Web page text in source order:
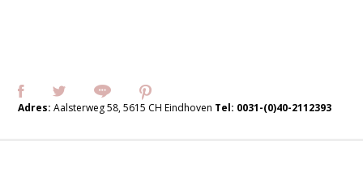
Adres:Aalsterweg 58, 5615 CH Eindhoven Tel: 0031-(0)40-2112393